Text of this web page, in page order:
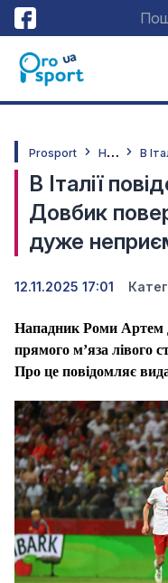
Prosport Н
овини
В Італії
Довбик
дуже
12.11.2025 17:01
Нападник Роми Артем
прямого м’яза лівого
Про це повідомляє